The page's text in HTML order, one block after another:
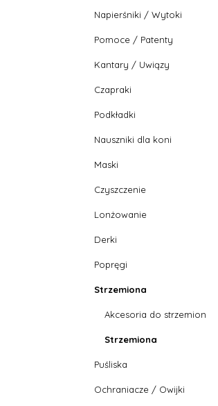
Napierśniki / Wytoki
Pomoce / Patenty
Kantary / Uwiązy
Czapraki
Podkładki
Nauszniki dla koni
Maski
Czyszczenie
Lonżowanie
Derki
Popręgi
Strzemiona
Akcesoria do strzemion
Strzemiona
Puśliska
Ochraniacze / Owijki